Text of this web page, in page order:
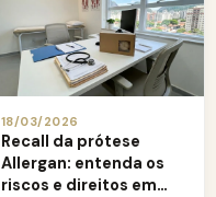
18/03/2026
Recall da prótese
Allergan: entenda os
riscos e direitos em